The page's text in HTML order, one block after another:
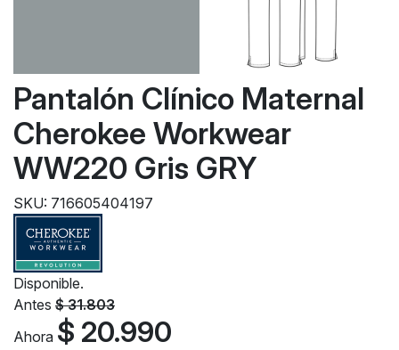
Pantalón Clínico Maternal
Cherokee Workwear
WW220 Gris GRY
SKU: 716605404197
Disponible.
Antes $ 31.803
Ahora $ 20.990